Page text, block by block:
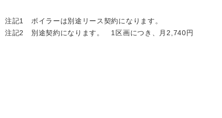
注記1 ボイラーは別途リース契約になります。
注記2 別途契約になります。 1区画につき、月2,740円